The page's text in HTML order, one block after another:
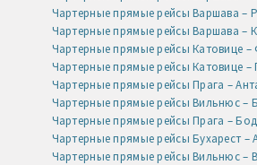
Чартерные прямые рейсы Варшава –
Чартерные прямые рейсы Варшава –
Чартерные прямые рейсы Катовице
Чартерные прямые рейсы Катовице –
Чартерные прямые рейсы Прага –
Чартерные прямые рейсы Вильнюс –
Чартерные прямые рейсы Прага –
Чартерные прямые рейсы Бухарест –
Чартерные прямые рейсы Вильнюс –